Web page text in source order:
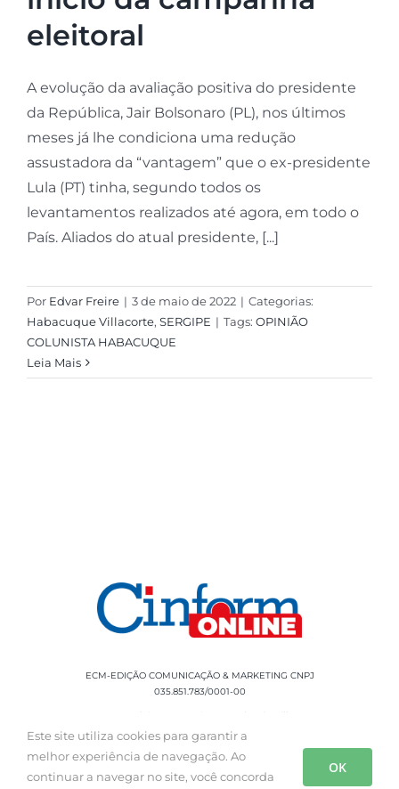
eleitoral
A evolução da avaliação positiva do presidente
da República, Jair Bolsonaro (PL), nos últimos
meses já lhe condiciona uma redução
assustadora da “vantagem” que o ex-presidente
Lula (PT) tinha, segundo todos os
levantamentos realizados até agora, em todo o
País. Aliados do atual presidente, [...]
Por Edvar Freire | 3 de maio de 2022 | Categorias:
Habacuque Villacorte, SERGIPE | Tags: OPINIÃO
COLUNISTA HABACUQUE
Leia Mais
ECM-EDIÇÃO COMUNICAÇÃO & MARKETING CNPJ
035.851.783/0001-00
Rua Sílvio Cesar Leite, 90 Salgado Filho -
Aracaju, SE, CEP: 49020-060 Fone: +55 79
Este site utiliza cookies para garantir a
melhor experiência de navegação. Ao
continuar a navegar no site, você concorda
OK